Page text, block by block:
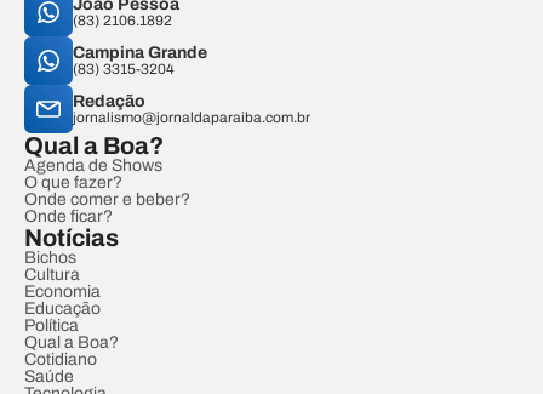
João Pessoa
(83) 2106.1892
Campina Grande
(83) 3315-3204
Redação
jornalismo@jornaldaparaiba.com.br
Qual a Boa?
Agenda de Shows
O que fazer?
Onde comer e beber?
Onde ficar?
Notícias
Bichos
Cultura
Economia
Educação
Política
Qual a Boa?
Cotidiano
Saúde